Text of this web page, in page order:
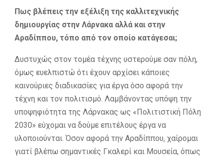
Πως βλέπεις την εξέλιξη της καλλιτεχνικής
δημιουργίας στην Λάρνακα αλλά και στην
Αραδίππου, τόπο από τον οποίο κατάγεσαι;
Δυστυχώς στον τομέα τέχνης υστερούμε σαν πόλη,
όμως ευελπιστώ ότι έχουν αρχίσει κάποιες
καινούριες διαδικασίες για έργα όσο αφορά την
τέχνη και τον πολιτισμό. Λαμβάνοντας υπόψη την
υποψηφιότητα της Λάρνακας ως «Πολιτιστική Πόλη
2030» εύχομαι να δούμε επιτέλους έργα να
υλοποιούνται. Όσον αφορά την Αραδίππου, χαίρομαι
γιατί βλέπω σημαντικές Γκαλερί και Μουσεία, όπως